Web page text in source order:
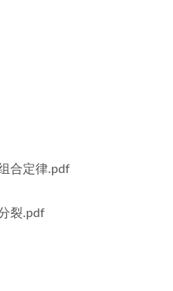
合定律.pdf
裂.pdf